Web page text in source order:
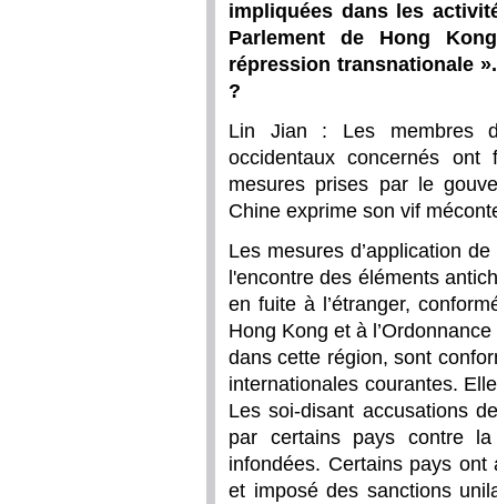
impliquées dans les
Parlement de Hong
répression transnationale
?
Lin Jian : Les membres
occidentaux concernés
mesures prises par le
Chine exprime son vif
Les mesures d’application
l'encontre des éléments
en fuite à l’étranger,
Hong Kong et à
dans cette région, sont
internationales courantes.
Les soi-disant accusations
par certains pays contre
infondées. Certains pays
et imposé des sanctions